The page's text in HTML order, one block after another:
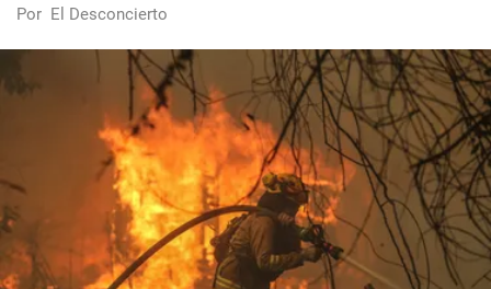
Por El Desconcierto